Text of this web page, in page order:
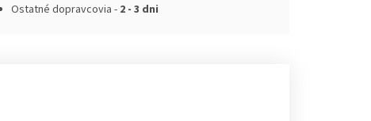
Ostatné dopravcovia - 2 - 3 dni